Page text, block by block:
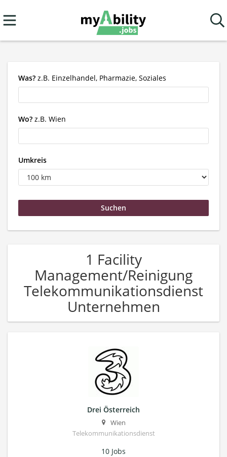
Was? z.B. Einzelhandel, Pharmazie, Soziales
Wo? z.B. Wien
Umkreis
1 Facility
Management/Reinigung
Telekommunikationsdienst
Unternehmen
Drei Österreich
Wien
Telekommunikationsdienst
10 Jobs